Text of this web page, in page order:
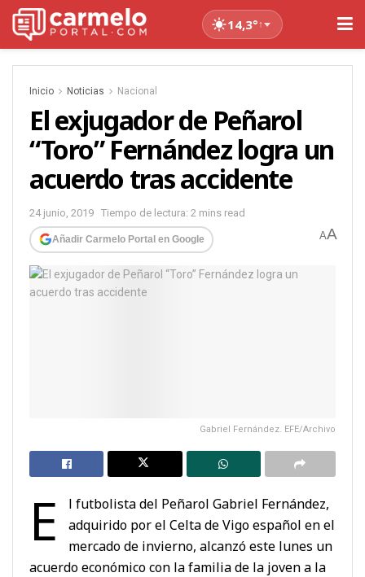
14,3°↑
Inicio Noticias Nacional
El exjugador de Peñarol
“Toro” Fernández logra un
acuerdo tras accidente
24 junio, 2019 Tiempo de lectura: 2 mins read
Añadir Carmelo Portal en Google AA
Gabriel Fernández. EFE/Archivo
E
l futbolista del Peñarol Gabriel Fernández,
adquirido por el Celta de Vigo español en el
mercado de invierno, alcanzó este lunes un
acuerdo económico con la familia de la joven a la